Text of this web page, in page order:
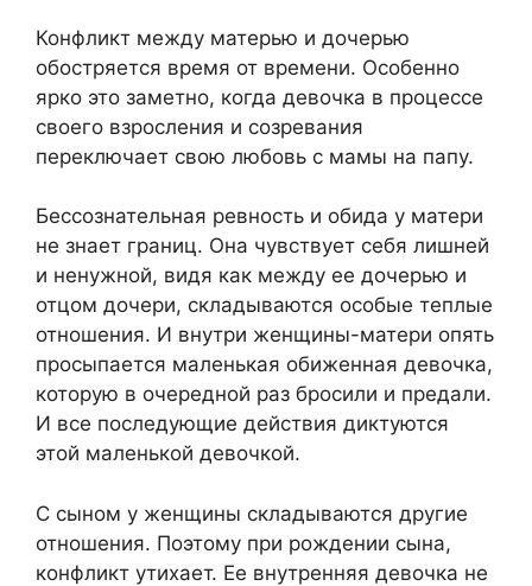
Конфликт между матерью и дочерью
обостряется время от времени. Особенно
ярко это заметно, когда девочка в процессе
своего взросления и созревания
переключает свою любовь с мамы на папу.
Бессознательная ревность и обида у матери
не знает границ. Она чувствует себя лишней
и ненужной, видя как между ее дочерью и
отцом дочери, складываются особые теплые
отношения. И внутри женщины-матери опять
просыпается маленькая обиженная девочка,
которую в очередной раз бросили и предали.
И все последующие действия диктуются
этой маленькой девочкой.
С сыном у женщины складываются другие
отношения. Поэтому при рождении сына,
конфликт утихает. Ее внутренняя девочка не